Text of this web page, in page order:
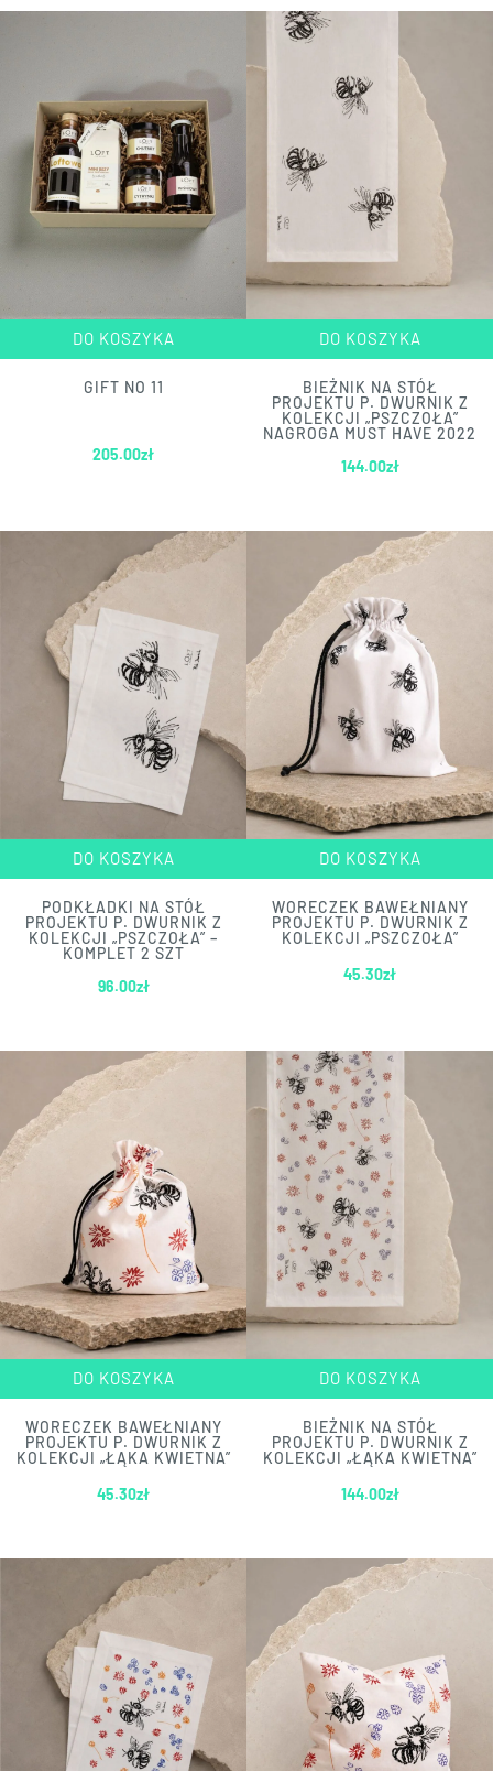
DO KOSZYKA
GIFT NO 11
205.00zł
DO KOSZYKA
BIEŻNIK NA STÓŁ
PROJEKTU P. DWURNIK Z
KOLEKCJI „PSZCZOŁA”
NAGROGA MUST HAVE 2022
144.00zł
DO KOSZYKA
PODKŁADKI NA STÓŁ
PROJEKTU P. DWURNIK Z
KOLEKCJI „PSZCZOŁA” –
KOMPLET 2 SZT
96.00zł
DO KOSZYKA
WORECZEK BAWEŁNIANY
PROJEKTU P. DWURNIK Z
KOLEKCJI „PSZCZOŁA”
45.30zł
DO KOSZYKA
WORECZEK BAWEŁNIANY
PROJEKTU P. DWURNIK Z
KOLEKCJI „ŁĄKA KWIETNA”
45.30zł
DO KOSZYKA
BIEŻNIK NA STÓŁ
PROJEKTU P. DWURNIK Z
KOLEKCJI „ŁĄKA KWIETNA”
144.00zł